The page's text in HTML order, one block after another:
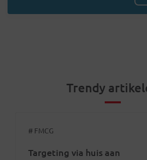
Trendy
# FMCG
Targeting via huis aan